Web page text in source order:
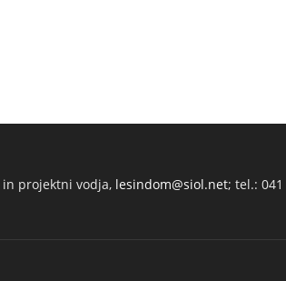
in projektni vodja, lesindom@siol.net; tel.: